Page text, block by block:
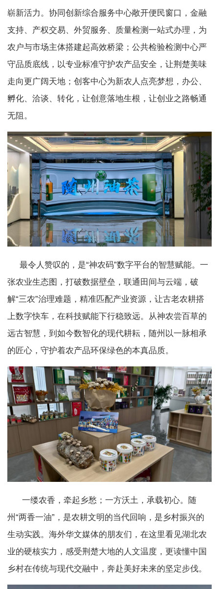
崭新活力。协同创新综合服务中心敞开便民窗口，金融
支持、产权交易、外贸服务、质量检测一站式办理，为
农户与市场主体搭建起高效桥梁；公共检验检测中心严
守品质底线，以专业标准守护农产品安全，让荆楚美味
走向更广阔天地；创客中心为新农人点亮梦想，办公、
孵化、洽谈、转化，让创意落地生根，让创业之路畅通
无阻。
最令人赞叹的，是“神农码”数字平台的智慧赋能。一
张农业生态图，打破数据壁垒，联通田间与云端，破
解“三农”治理难题，精准匹配产业资源，让古老农耕搭
上数字快车，在科技赋能下行稳致远。从神农尝百草的
远古智慧，到如今数智化的现代耕耘，随州以一脉相承
的匠心，守护着农产品环保绿色的本真品质。
一缕农香，牵起乡愁；一方沃土，承载初心。随
州“两香一油”，是农耕文明的当代回响，是乡村振兴的
生动实践。海外华文媒体的朋友们，在这里看见湖北农
业的硬核实力，感受荆楚大地的人文温度，更读懂中国
乡村在传统与现代交融中，奔赴美好未来的坚定步伐。